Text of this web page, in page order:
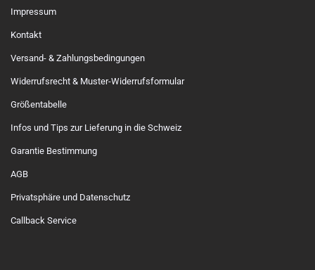
Impressum
Kontakt
Versand- & Zahlungsbedingungen
Widerrufsrecht & Muster-Widerrufsformular
Größentabelle
Infos und Tips zur Lieferung in die Schweiz
Garantie Bestimmung
AGB
Privatsphäre und Datenschutz
Callback Service